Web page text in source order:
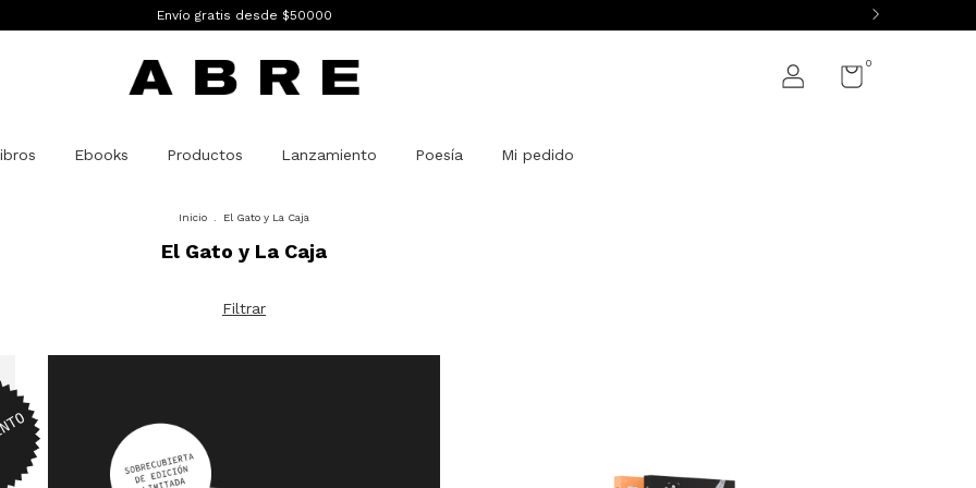
Envío gratis desde $50000
0
Ebooks Productos Lanzamiento Poesía Mi pedido
Inicio El Gato y La Caja
El Gato y La Caja
Filtrar